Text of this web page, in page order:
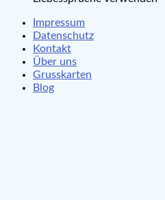
Impressum
Datenschutz
Kontakt
Über uns
Grusskarten
Blog